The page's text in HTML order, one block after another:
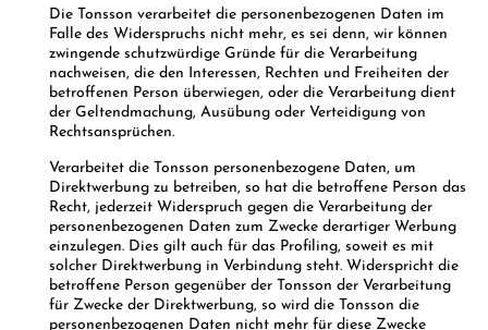
Die Tonsson verarbeitet die personenbezogenen Daten im
Falle des Widerspruchs nicht mehr, es sei denn, wir können
zwingende schutzwürdige Gründe für die Verarbeitung
nachweisen, die den Interessen, Rechten und Freiheiten der
betroffenen Person überwiegen, oder die Verarbeitung dient
der Geltendmachung, Ausübung oder Verteidigung von
Rechtsansprüchen.
Verarbeitet die Tonsson personenbezogene Daten, um
Direktwerbung zu betreiben, so hat die betroffene Person das
Recht, jederzeit Widerspruch gegen die Verarbeitung der
personenbezogenen Daten zum Zwecke derartiger Werbung
einzulegen. Dies gilt auch für das Profiling, soweit es mit
solcher Direktwerbung in Verbindung steht. Widerspricht die
betroffene Person gegenüber der Tonsson der Verarbeitung
für Zwecke der Direktwerbung, so wird die Tonsson die
personenbezogenen Daten nicht mehr für diese Zwecke